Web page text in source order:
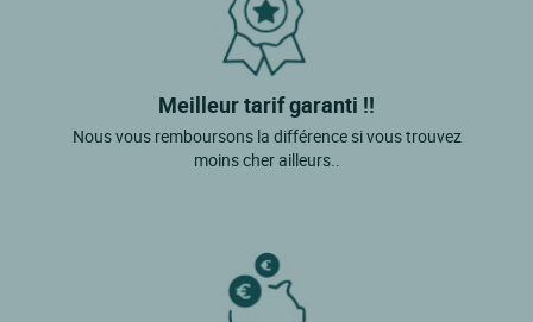
Meilleur tarif garanti !!
Nous vous remboursons la différence si vous trouvez
moins cher ailleurs..